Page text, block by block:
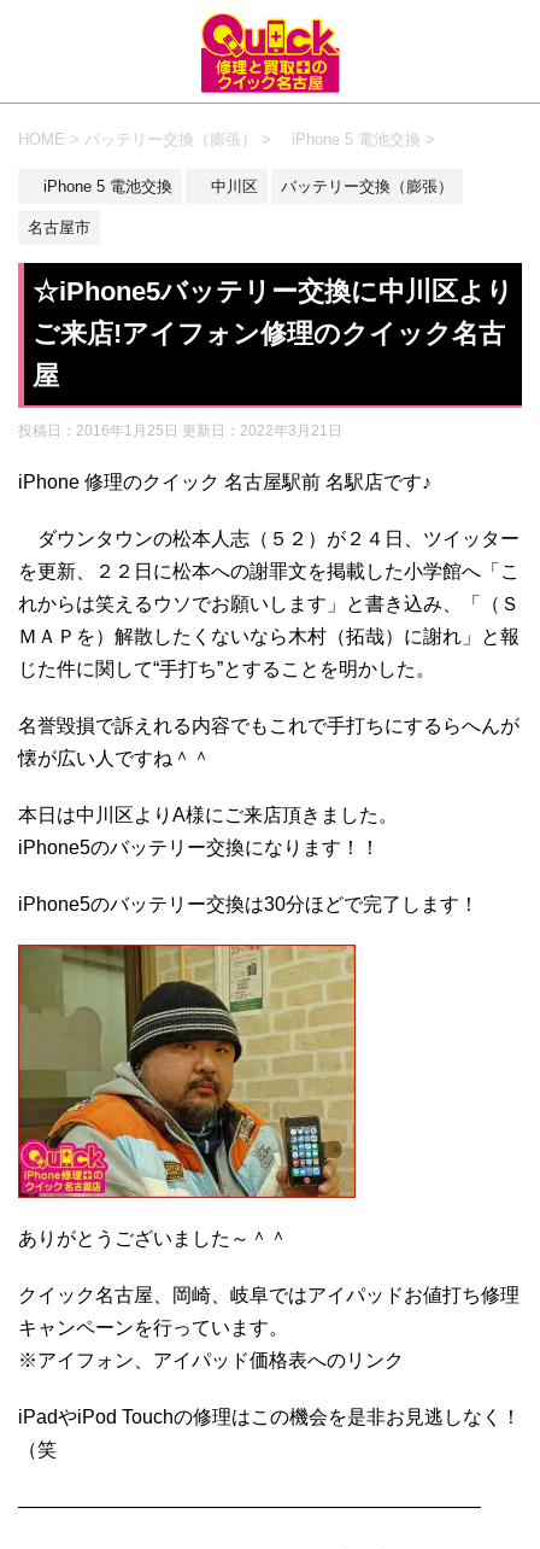
HOME > バッテリー交換（膨張） > iPhone 5 電池交換 >
iPhone 5 電池交換 中川区 バッテリー交換（膨張）
名古屋市
☆iPhone5バッテリー交換に中川区より
ご来店!アイフォン修理のクイック名古
屋
投稿日：2016年1月25日 更新日： 2022年3月21日
iPhone 修理のクイック 名古屋駅前 名駅店です♪
ダウンタウンの松本人志（５２）が２４日、ツイッター
を更新、２２日に松本への謝罪文を掲載した小学館へ「こ
れからは笑えるウソでお願いします」と書き込み、「（Ｓ
ＭＡＰを）解散したくないなら木村（拓哉）に謝れ」と報
じた件に関して“手打ち”とすることを明かした。
名誉毀損で訴えれる内容でもこれで手打ちにするらへんが
懐が広い人ですね＾＾
本日は中川区よりA様にご来店頂きました。
iPhone5のバッテリー交換になります！！
iPhone5のバッテリー交換は30分ほどで完了します！
ありがとうございました～＾＾
クイック名古屋、岡崎、岐阜ではアイパッドお値打ち修理
キャンペーンを行っています。
※アイフォン、アイパッド価格表へのリンク
iPadやiPod Touchの修理はこの機会を是非お見逃しなく！
（笑
————————————————————————